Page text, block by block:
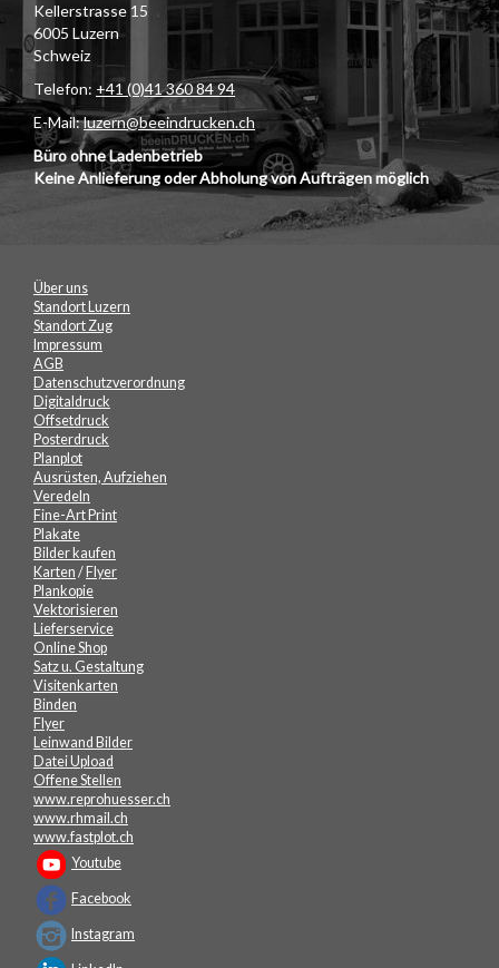
Kellerstrasse 15
6005 Luzern
Schweiz
Telefon: +41 (0)41 360 84 94
E-Mail:luzern@beeindrucken.ch
Büro ohne Ladenbetrieb
Keine Anlieferung oder Abholung von Aufträgen möglich
Über uns
Standort Luzern
Standort Zug
Impressum
AGB
Datenschutzverordnung
Digitaldruck
Offsetdruck
Posterdruck
Planplot
Ausrüsten, Aufziehen
Veredeln
Fine-Art Print
Plakate
Bilder kaufen
Karten / Flyer
Plankopie
Vektorisieren
Lieferservice
Online Shop
Satz u. Gestaltung
Visitenkarten
Binden
Flyer
Leinwand Bilder
Datei Upload
Offene Stellen
www.reprohuesser.ch
www.rhmail.ch
www.fastplot.ch
Youtube
Facebook
Instagram